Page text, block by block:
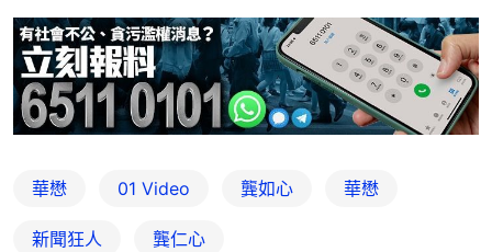
華懋 01 Video 龔如心 華懋
新聞狂人 龔仁心